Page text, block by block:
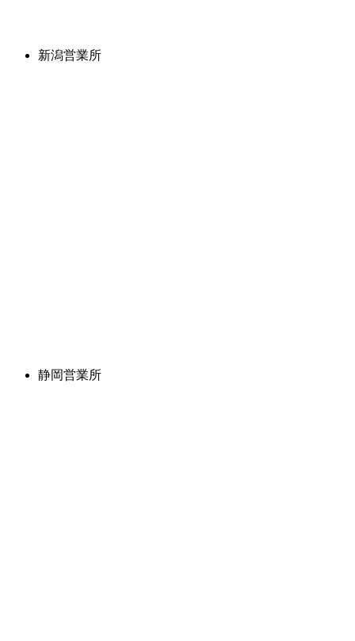
新潟営業所
静岡営業所